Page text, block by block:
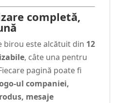
completă,
birou este alcătuit din 12
, câte una pentru
pagină poate fi
ul companiei,
mesaje